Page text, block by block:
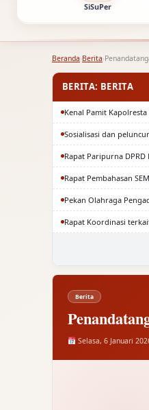
SiSuPer
Beranda›Berita›
BERITA: BERITA
Kenal Pamit Kapolresta
Sosialisasi dan
Rapat Paripurna DPRD
Rapat Pembahasan
Pekan Olahraga
Rapat Koordinasi
Berita
Selasa, 6 Januari